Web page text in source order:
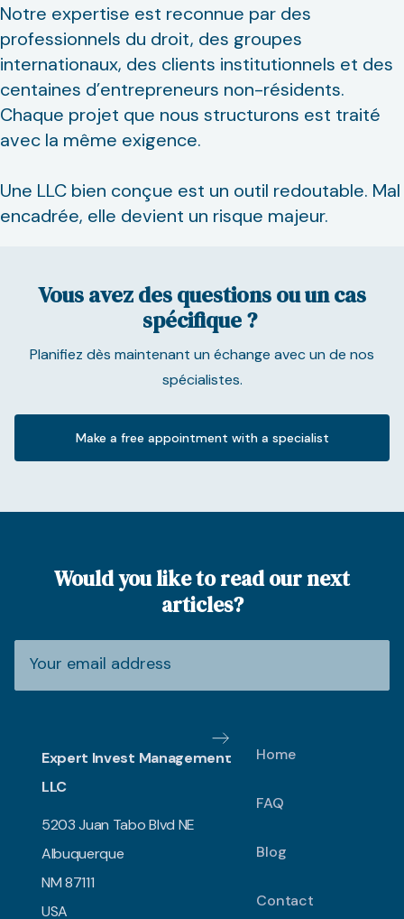
Notre expertise est reconnue par des
professionnels du droit, des groupes
internationaux, des clients institutionnels et des
centaines d’entrepreneurs non-résidents.
Chaque projet que nous structurons est traité
avec la même exigence.
Une LLC bien conçue est un outil redoutable. Mal
encadrée, elle devient un risque majeur.
Vous avez des questions ou un cas
spécifique ?
Planifiez dès maintenant un échange avec un de nos
spécialistes.
Make a free appointment with a specialist
Would you like to read our next
articles?
Expert Invest Management
LLC
5203 Juan Tabo Blvd NE
Albuquerque
NM 87111
USA
Home
FAQ
Blog
Contact